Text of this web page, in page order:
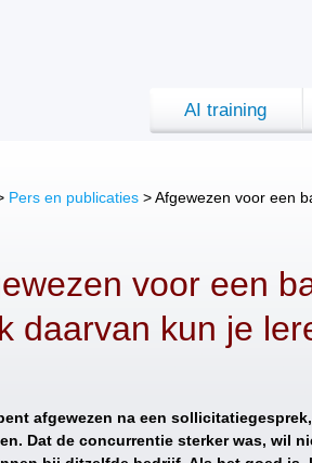
AI training
Pers en publicaties >Afgewezen voor een
voor een
daarvan kun je
afgewezen na een
Dat de concurrentie sterker was, wil